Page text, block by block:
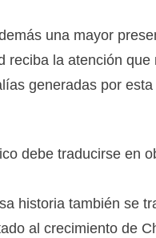
una mayor
reciba la atención
generadas por
debe traducirse en
historia también se
al crecimiento de